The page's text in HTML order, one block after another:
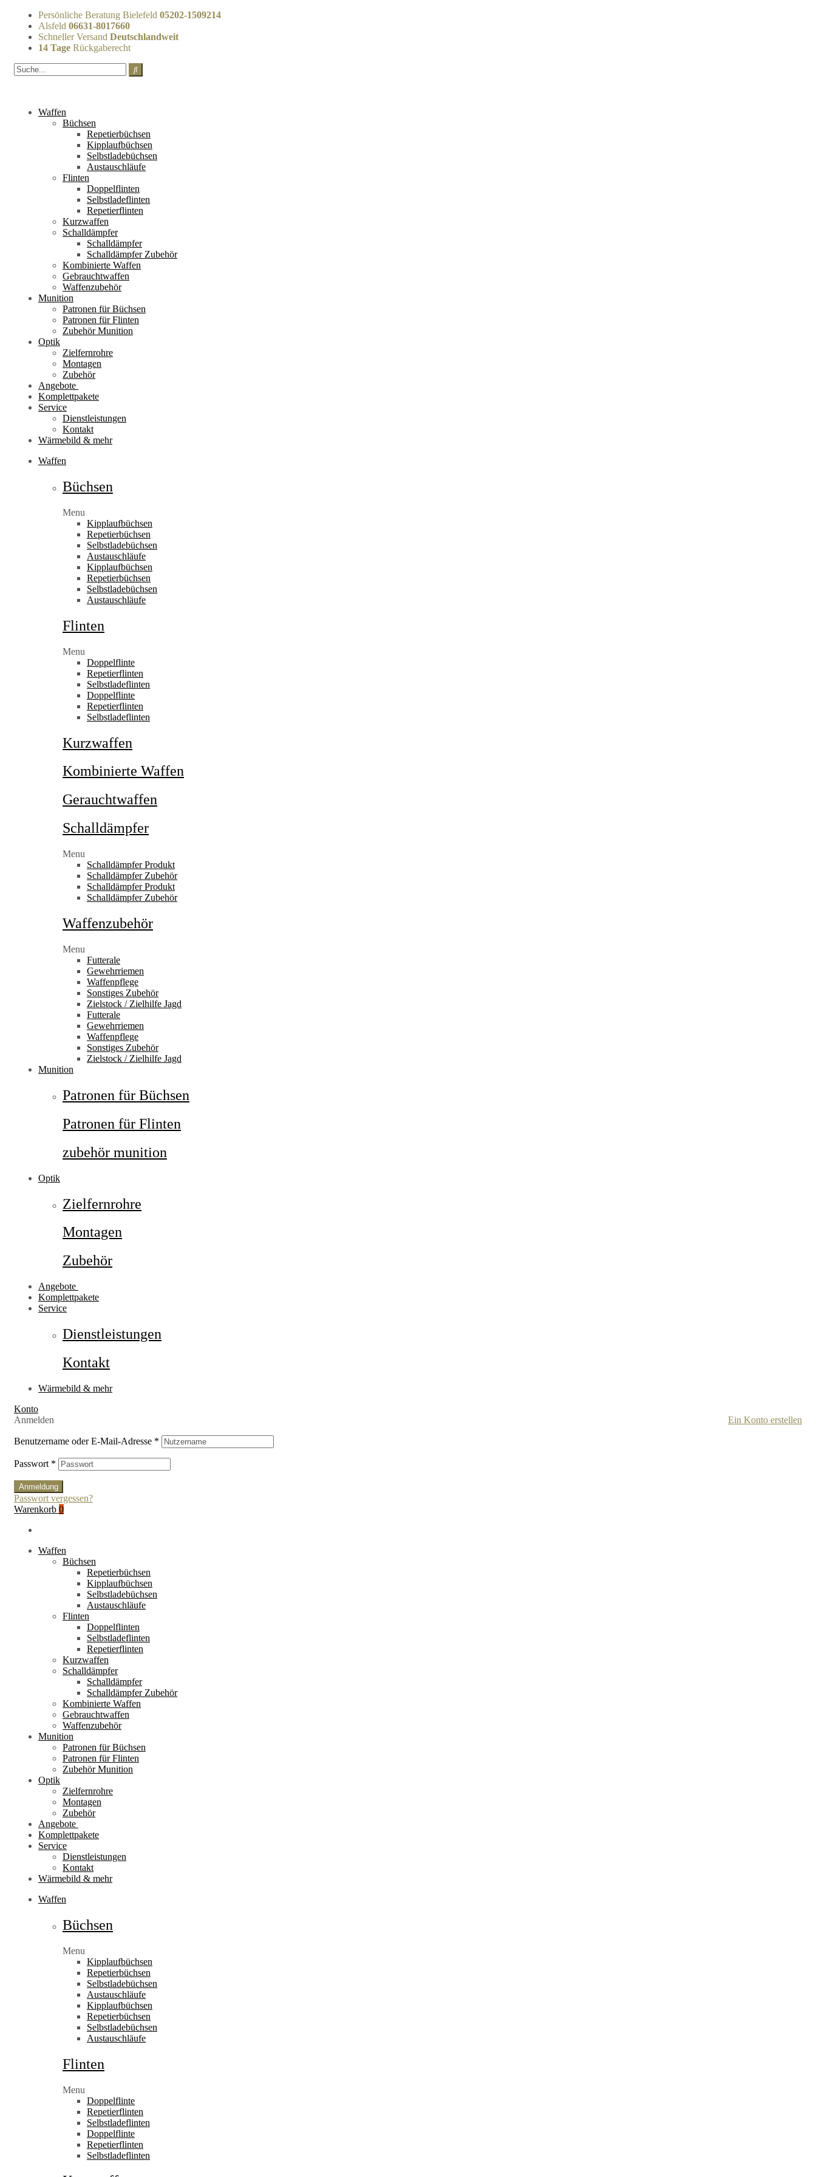
Persönliche Beratung Bielefeld 05202-1509214
Alsfeld 06631-8017660
Schneller Versand Deutschlandweit
14 Tage Rückgaberecht
Waffen
Büchsen
Repetierbüchsen
Kipplaufbüchsen
Selbstladebüchsen
Austauschläufe
Flinten
Doppelflinten
Selbstladeflinten
Repetierflinten
Kurzwaffen
Schalldämpfer
Schalldämpfer
Schalldämpfer Zubehör
Kombinierte Waffen
Gebrauchtwaffen
Waffenzubehör
Munition
Patronen für Büchsen
Patronen für Flinten
Zubehör Munition
Optik
Zielfernrohre
Montagen
Zubehör
Angebote
Komplettpakete
Service
Dienstleistungen
Kontakt
Wärmebild & mehr
Waffen
Büchsen
Menu
Kipplaufbüchsen
Repetierbüchsen
Selbstladebüchsen
Austauschläufe
Kipplaufbüchsen
Repetierbüchsen
Selbstladebüchsen
Austauschläufe
Flinten
Menu
Doppelflinte
Repetierflinten
Selbstladeflinten
Doppelflinte
Repetierflinten
Selbstladeflinten
Kurzwaffen
Kombinierte Waffen
Gerauchtwaffen
Schalldämpfer
Menu
Schalldämpfer Produkt
Schalldämpfer Zubehör
Schalldämpfer Produkt
Schalldämpfer Zubehör
Waffenzubehör
Menu
Futterale
Gewehrriemen
Waffenpflege
Sonstiges Zubehör
Zielstock / Zielhilfe Jagd
Futterale
Gewehrriemen
Waffenpflege
Sonstiges Zubehör
Zielstock / Zielhilfe Jagd
Munition
Patronen für Büchsen
Patronen für Flinten
zubehör munition
Optik
Zielfernrohre
Montagen
Zubehör
Angebote
Komplettpakete
Service
Dienstleistungen
Kontakt
Wärmebild & mehr
Konto
Anmelden
Ein Konto erstellen
Benutzername oder E-Mail-Adresse *
Passwort *
Anmeldung
Passwort vergessen?
Warenkorb 0
Waffen
Büchsen
Repetierbüchsen
Kipplaufbüchsen
Selbstladebüchsen
Austauschläufe
Flinten
Doppelflinten
Selbstladeflinten
Repetierflinten
Kurzwaffen
Schalldämpfer
Schalldämpfer
Schalldämpfer Zubehör
Kombinierte Waffen
Gebrauchtwaffen
Waffenzubehör
Munition
Patronen für Büchsen
Patronen für Flinten
Zubehör Munition
Optik
Zielfernrohre
Montagen
Zubehör
Angebote
Komplettpakete
Service
Dienstleistungen
Kontakt
Wärmebild & mehr
Waffen
Büchsen
Menu
Kipplaufbüchsen
Repetierbüchsen
Selbstladebüchsen
Austauschläufe
Kipplaufbüchsen
Repetierbüchsen
Selbstladebüchsen
Austauschläufe
Flinten
Menu
Doppelflinte
Repetierflinten
Selbstladeflinten
Doppelflinte
Repetierflinten
Selbstladeflinten